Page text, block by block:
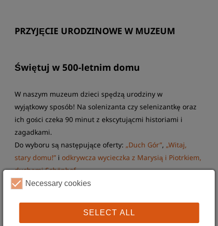
PRZYJĘCIE URODZINOWE W MUZEUM
Świętuj w 500-letnim domu
W naszym muzeum dzieci spędzą urodziny w
wyjątkowy sposób! Na solenizanta czy selenizantkę oraz
ich gości czeka 90 minut z ekscytującmi historiami i
zagadkami.
Do wyboru są następujące oferty: „Duch Gór”, „Witaj,
stary domu!” i odkrywcza wycieczka z Marysią i Piotrkiem,
duchami Schönhof.
Na miejscu można zorganizować małe przyjęcie. O tort i
Jeśli macie ochotę możecie, przez dodatkowe pół godziny,
wypróbować swoją wyobraźnię i umiejętności również w
Necessary cookies
SELECT ALL